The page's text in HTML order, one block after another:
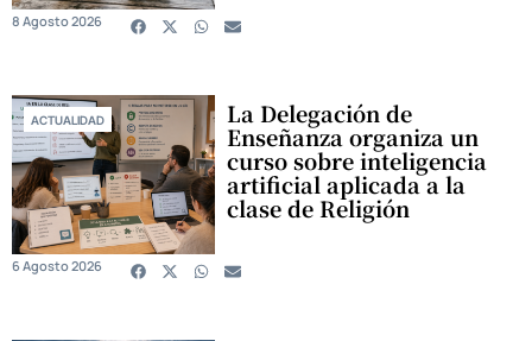
8 Agosto 2026
ACTUALIDAD La Delegación de
Enseñanza organiza un
curso sobre inteligencia
artificial aplicada a la
clase de Religión
6 Agosto 2026